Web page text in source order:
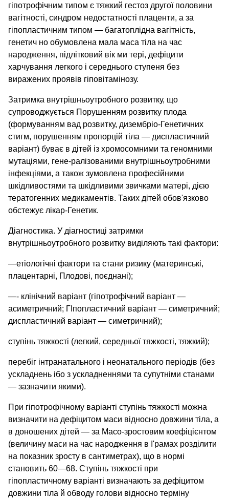
гіпотрофічним типом є тяжкий гестоз другої половини
вагітності, синдром недостатності плаценти, а за
гіпопластичним типом — багатоплідна вагітність,
генетич но обумовлена мала маса тіла на час
народження, підлітковий вік ми тері, дефіцити
харчування легкого і середнього ступеня без
виражених проявів гіповітамінозу.
Затримка внутрішньоутробного розвитку, що
супроводжується Порушенням розвитку плода
(формуванням вад розвитку, дизембріо-Генетичних
стигм, порушенням пропорцій тіла — диспластичний
варіант) буває в дітей із хромосомними та геномними
мутаціями, гене-ралізованими внутрішньоутробними
інфекціями, а також зумовлена професійними
шкідливостями та шкідливими звичками матері, дією
тератогенних медикаментів. Таких дітей обов'язково
обстежує лікар-Генетик.
Діагностика. У діагностиці затримки
внутрішньоутробного розвитку виділяють такі фактори:
—етіологічні фактори та стани ризику (материнські,
плацентарні, Плодові, поєднані);
—- клінічний варіант (гіпотрофічний варіант —
асиметричний; ГІпопластичний варіант — симетричний;
диспластичний варіант — симетричний);
ступінь тяжкості (легкий, середньої тяжкості, тяжкий);
перебіг інтранатального і неонатального періодів (без
ускладнень ібо з ускладненнями та супутніми станами
— зазначити якими).
При гіпотрофічному варіанті ступінь тяжкості можна
визначити на дефіцитом маси відносно довжини тіла, а
в доношених дітей — за Масо-зростовим коефіцієнтом
(величину маси на час народження в І'рамах розділити
на показник зросту в сантиметрах), що в нормі
становить 60—68. Ступінь тяжкості при
гіпопластичному варіанті визначають за дефіцитом
довжини тіла й обводу голови відносно терміну